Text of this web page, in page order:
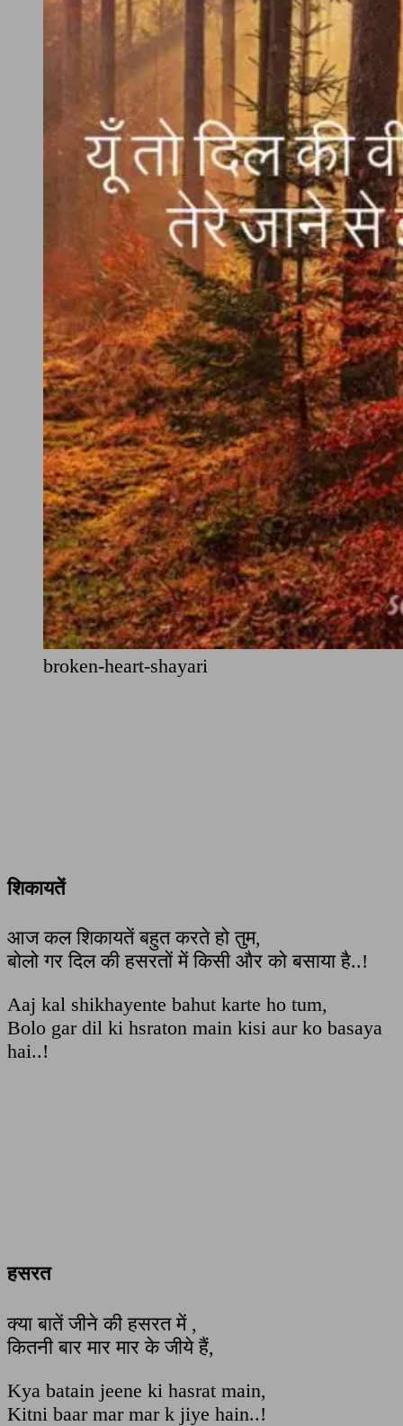
broken-heart-shayari
शिकायतें
आज कल शिकायतें बहुत करते हो तुम,
बोलो गर दिल की हसरतों में किसी और को बसाया है..!
Aaj kal shikhayente bahut karte ho tum,
Bolo gar dil ki hsraton main kisi aur ko basaya
hai..!
हसरत
क्या बातें जीने की हसरत में ,
कितनी बार मार मार के जीये हैं,
Kya batain jeene ki hasrat main,
Kitni baar mar mar k jiye hain..!